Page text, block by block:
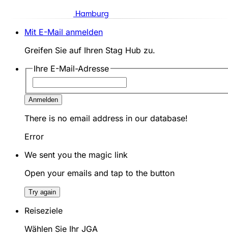
Hamburg
Mit E-Mail anmelden
Greifen Sie auf Ihren Stag Hub zu.
Ihre E-Mail-Adresse
Anmelden
There is no email address in our database!
Error
We sent you the magic link
Open your emails and tap to the button
Try again
Reiseziele
Wählen Sie Ihr JGA